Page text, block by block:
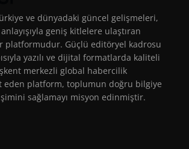
ve dünyadaki güncel gelişmeleri,
geniş kitlelere ulaştıran
platformudur. Güçlü editöryel kadrosu
yazılı ve dijital formatlarda kaliteli
merkezli global habercilik
eden platform, toplumun doğru bilgiye
sağlamayı misyon edinmiştir.